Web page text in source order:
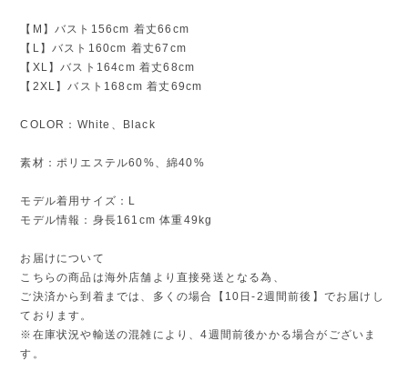
【M】バスト156cm 着丈66cm
【L】バスト160cm 着丈67cm
【XL】バスト164cm 着丈68cm
【2XL】バスト168cm 着丈69cm
COLOR：White、Black
素材：ポリエステル60%、綿40%
モデル着用サイズ：L
モデル情報：身長161cm 体重49kg
お届けについて
こちらの商品は海外店舗より直接発送となる為、
ご決済から到着までは、多くの場合【10日-2週間前後】でお届けし
ております。
※在庫状況や輸送の混雑により、4週間前後かかる場合がございま
す。